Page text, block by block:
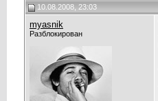
10.08.2008, 23:03
myasnik
Разблокирован